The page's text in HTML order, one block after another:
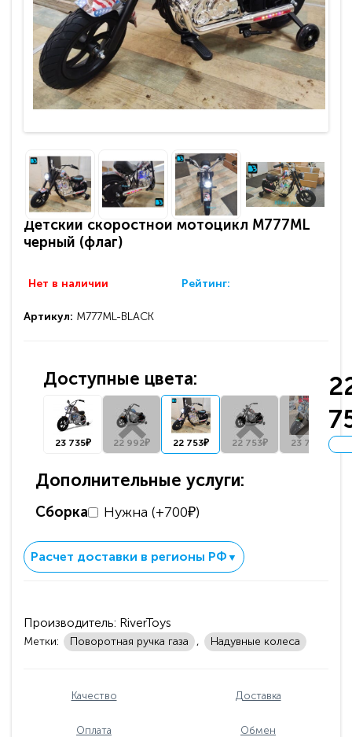
Детский скоростной мотоцикл M777ML
черный (флаг)
Нет в наличии Рейтинг:
Артикул: M777ML-BLACK
Доступные цвета:
23 735₽ 22 992₽ 22 753₽ 22 753₽ 23 735₽
Дополнительные услуги:
Сборка Нужна (+700₽)
Расчет доставки в регионы РФ ▼
Производитель: RiverToys
Метки: Поворотная ручка газа , Надувные колеса
Качество Доставка
Оплата Обмен